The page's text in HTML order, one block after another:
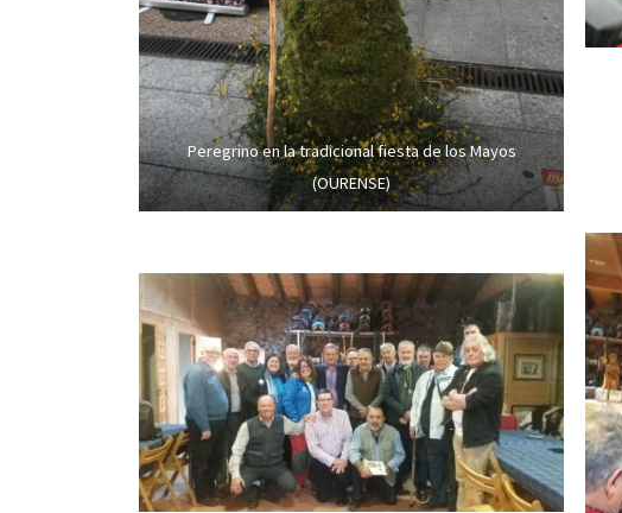
Peregrino en la tradicional fiesta de los Mayos
(OURENSE)